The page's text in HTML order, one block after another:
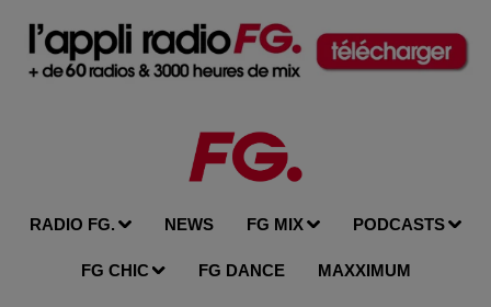
RADIO FG. NEWS FG MIX PODCASTS
FG CHIC FG DANCE MAXXIMUM